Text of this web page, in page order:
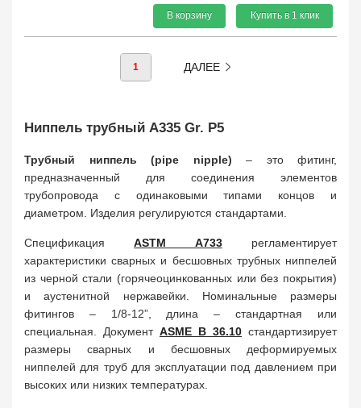
В корзину Купить в 1 клик
1 ДАЛЕЕ
Ниппель трубный A335 Gr. P5
Трубный ниппель (pipe nipple) – это фитинг,
предназначенный для соединения элементов
трубопровода с одинаковыми типами концов и
диаметром. Изделия регулируются стандартами.
СпецификацияASTM A733регламентирует
характеристики сварных и бесшовных трубных ниппелей
из черной стали (горячеоцинкованных или без покрытия)
и аустенитной нержавейки. Номинальные размеры
фитингов – 1/8-12”, длина – стандартная или
специальная. Документ ASME B 36.10 стандартизирует
размеры сварных и бесшовных деформируемых
ниппелей для труб для эксплуатации под давлением при
высоких или низких температурах.